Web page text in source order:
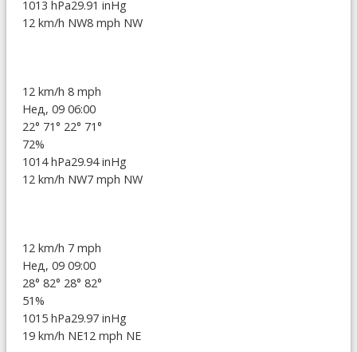
1013 hPa29.91 inHg
12 km/h NW8 mph NW
12 km/h 8 mph
Нед, 09 06:00
22° 71° 22° 71°
72%
1014 hPa29.94 inHg
12 km/h NW7 mph NW
12 km/h 7 mph
Нед, 09 09:00
28° 82° 28° 82°
51%
1015 hPa29.97 inHg
19 km/h NE12 mph NE